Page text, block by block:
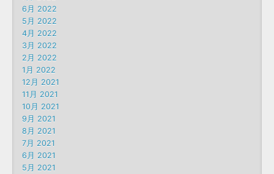
6月 2022
5月 2022
4月 2022
3月 2022
2月 2022
1月 2022
12月 2021
11月 2021
10月 2021
9月 2021
8月 2021
7月 2021
6月 2021
5月 2021